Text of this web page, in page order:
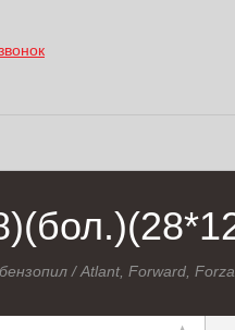
/Atlant, Forward, Forza